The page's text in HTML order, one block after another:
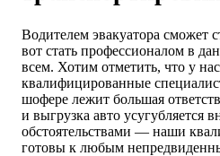
Водителем эвакуатора сможет
вот стать профессионалом в
всем. Хотим отметить, что у
квалифицированные
шофере лежит большая
и выгрузка авто усугубляется
обстоятельствами — наши
готовы к любым